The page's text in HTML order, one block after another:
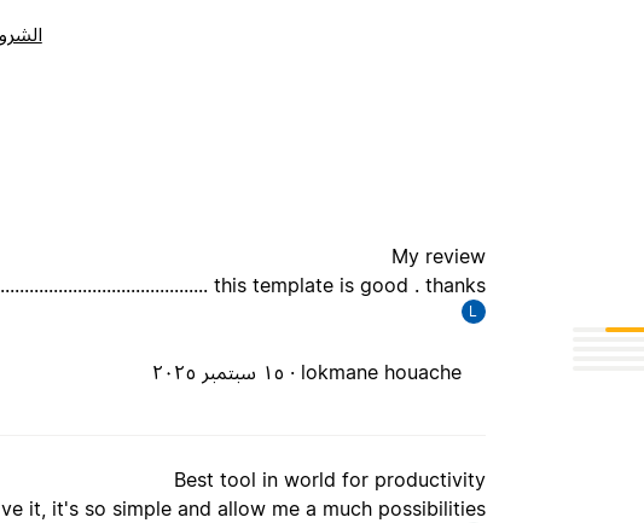
My review
this template is good . thanks ...............................................
L
lokmane houache · ١٥ سبتمبر ٢٠٢٥
Best tool in world for productivity
it, it's so simple and allow me a much possibilities